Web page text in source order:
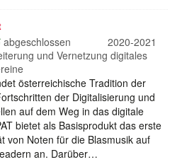
abgeschlossen
2020-2021
und Vernetzung digitales
österreichische Tradition der
der Digitalisierung und
auf dem Weg in das digitale
bietet als Basisprodukt das erste
von Noten für die Blasmusik auf
an. Darüber…